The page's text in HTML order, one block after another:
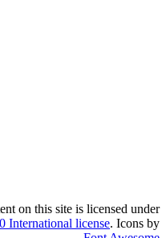
on this site is licensed under
International license. Icons by